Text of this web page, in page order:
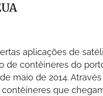
aplicações de
de contêineres do
maio de 2014.
que